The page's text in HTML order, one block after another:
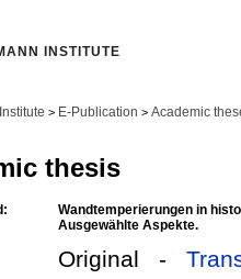
INSTITUTE
> E-Publication > Academic
thesis
Wandtemperierungen in
Ausgewählte Aspekte.
Original -